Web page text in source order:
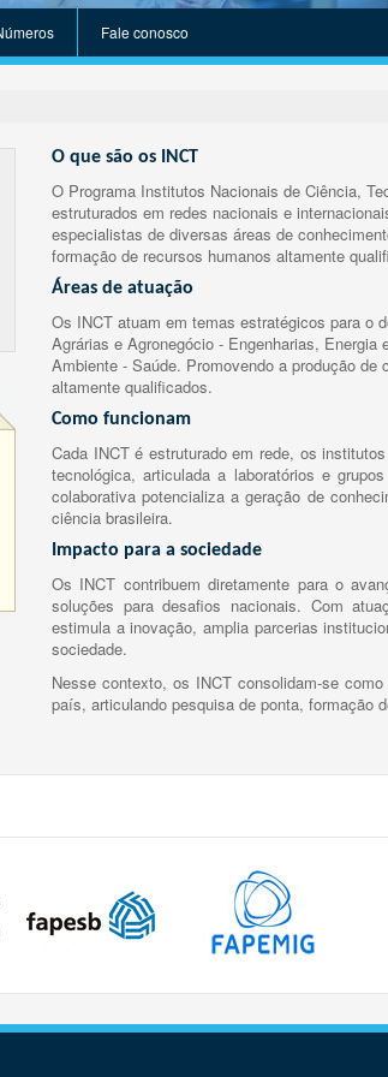
Fale conosco
O que são os INCT
O Programa Institutos Nacionais de Ciência,
estruturados em redes nacionais e
especialistas de diversas áreas de
formação de recursos humanos altamente
Áreas de atuação
Os INCT atuam em temas estratégicos para o
Agrárias e Agronegócio - Engenharias,
Ambiente - Saúde. Promovendo a produção
altamente qualificados.
Como funcionam
Cada INCT é estruturado em rede, os
tecnológica, articulada a laboratórios e
colaborativa potencializa a geração de
ciência brasileira.
Impacto para a sociedade
Os INCT contribuem diretamente para o
soluções para desafios nacionais. Com
estimula a inovação, amplia parcerias
sociedade.
Nesse contexto, os INCT consolidam-se
país, articulando pesquisa de ponta, formação